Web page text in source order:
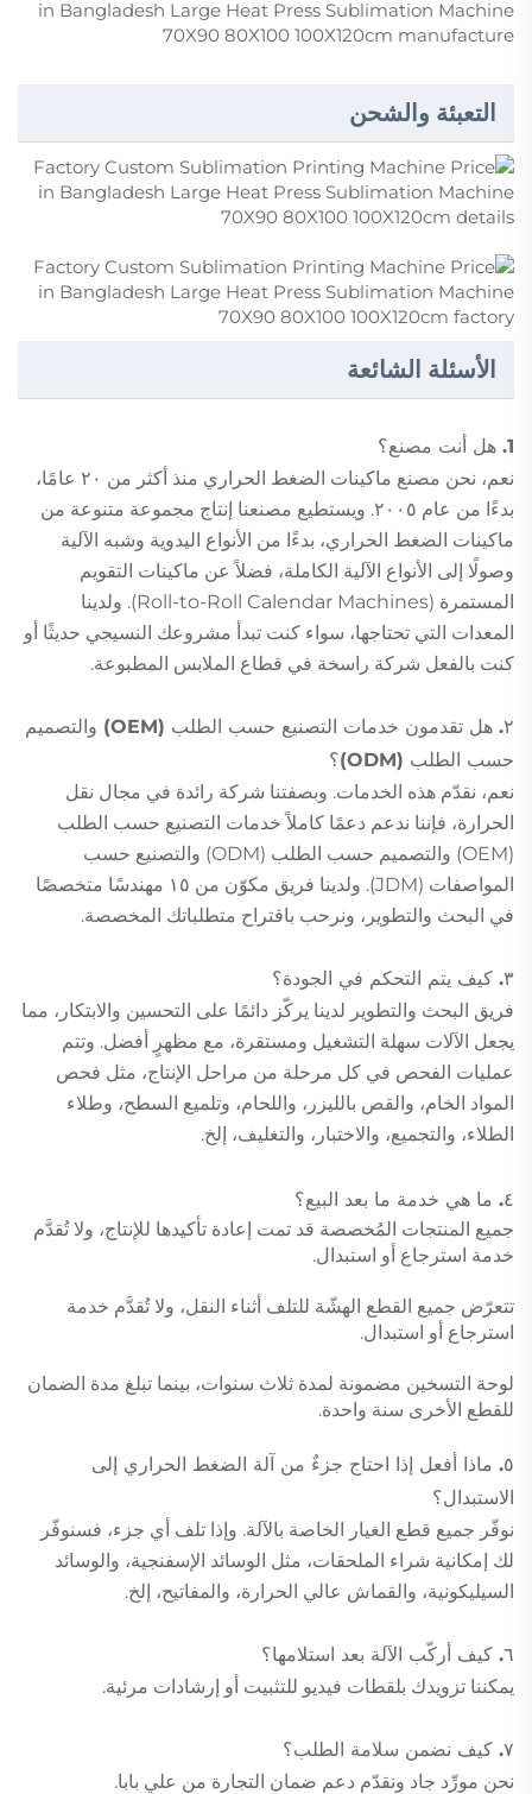
التعبئة والشحن
الأسئلة الشائعة
1. هل أنت مصنع؟
نعم، نحن مصنع ماكينات الضغط الحراري منذ أكثر من ٢٠ عامًا،
بدءًا من عام ٢٠٠٥. ويستطيع مصنعنا إنتاج مجموعة متنوعة من
ماكينات الضغط الحراري، بدءًا من الأنواع اليدوية وشبه الآلية
وصولًا إلى الأنواع الآلية الكاملة، فضلاً عن ماكينات التقويم
المستمرة (Roll-to-Roll Calendar Machines). ولدينا
المعدات التي تحتاجها، سواء كنت تبدأ مشروعك النسيجي حديثًا أو
كنت بالفعل شركة راسخة في قطاع الملابس المطبوعة.
٢. هل تقدمون خدمات التصنيع حسب الطلب (OEM) والتصميم
حسب الطلب (ODM)؟
نعم، نقدّم هذه الخدمات. وبصفتنا شركة رائدة في مجال نقل
الحرارة، فإننا ندعم دعمًا كاملاً خدمات التصنيع حسب الطلب
(OEM) والتصميم حسب الطلب (ODM) والتصنيع حسب
المواصفات (JDM). ولدينا فريق مكوّن من ١٥ مهندسًا متخصصًا
في البحث والتطوير، ونرحب باقتراح متطلباتك المخصصة.
٣. كيف يتم التحكم في الجودة؟
فريق البحث والتطوير لدينا يركّز دائمًا على التحسين والابتكار، مما
يجعل الآلات سهلة التشغيل ومستقرة، مع مظهرٍ أفضل. وتتم
عمليات الفحص في كل مرحلة من مراحل الإنتاج، مثل فحص
المواد الخام، والقص بالليزر، واللحام، وتلميع السطح، وطلاء
الطلاء، والتجميع، والاختبار، والتغليف، إلخ.
٤. ما هي خدمة ما بعد البيع؟
جميع المنتجات المُخصصة قد تمت إعادة تأكيدها للإنتاج، ولا تُقدَّم
خدمة استرجاع أو استبدال.
تتعرّض جميع القطع الهشّة للتلف أثناء النقل، ولا تُقدَّم خدمة
استرجاع أو استبدال.
لوحة التسخين مضمونة لمدة ثلاث سنوات، بينما تبلغ مدة الضمان
للقطع الأخرى سنة واحدة.
٥. ماذا أفعل إذا احتاج جزءٌ من آلة الضغط الحراري إلى
الاستبدال؟
نوفّر جميع قطع الغيار الخاصة بالآلة. وإذا تلف أي جزء، فسنوفّر
لك إمكانية شراء الملحقات، مثل الوسائد الإسفنجية، والوسائد
السيليكونية، والقماش عالي الحرارة، والمفاتيح، إلخ.
٦. كيف أركّب الآلة بعد استلامها؟
يمكننا تزويدك بلقطات فيديو للتثبيت أو إرشادات مرئية.
٧. كيف نضمن سلامة الطلب؟
نحن مورِّد جاد ونقدّم دعم ضمان التجارة من علي بابا.